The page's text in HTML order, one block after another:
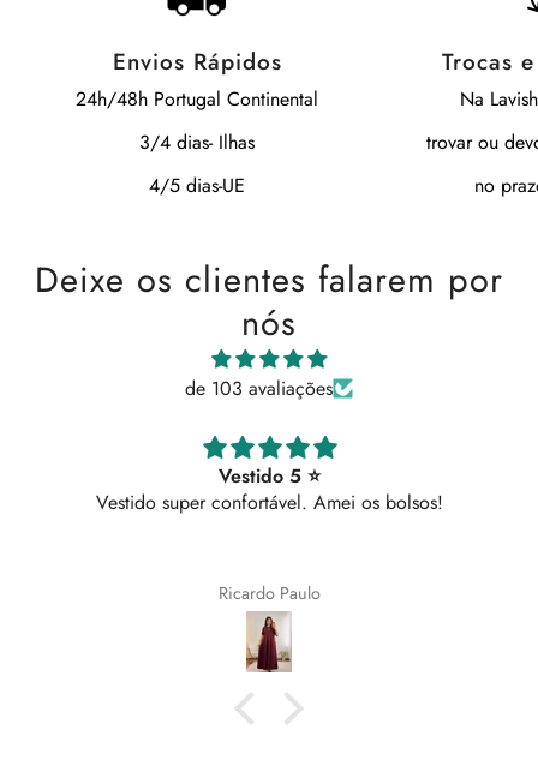
Envios Rápidos
24h/48h Portugal Continental
3/4 dias- Ilhas
4/5 dias-UE
Trocas
Na
trovar ou
no
Deixe os clientes falarem por
nós
de 103 avaliações
Vestido 5 ⭐
Vestido super confortável. Amei os bolsos!
Ricardo Paulo